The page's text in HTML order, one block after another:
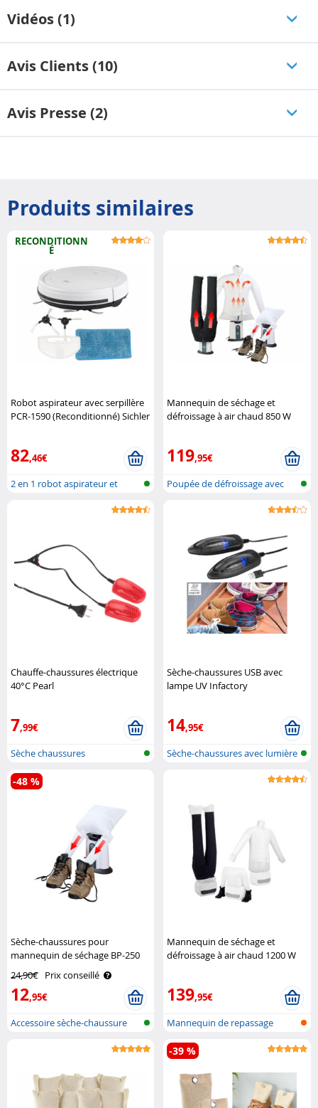
Vidéos (1)
Avis Clients (10)
Avis Presse (2)
Produits similaires
RECONDITIONN
É
Robot aspirateur avec serpillère
PCR-1590 (Reconditionné) Sichler
82,46€
2 en 1 robot aspirateur et
Mannequin de séchage et
défroissage à air chaud 850 W
119,95€
Poupée de défroissage avec
Chauffe-chaussures électrique
40°C Pearl
7,99€
Sèche chaussures
Sèche-chaussures USB avec
lampe UV Infactory
14,95€
Sèche-chaussures avec lumière
Sèche-chaussures pour
mannequin de séchage BP-250
Sichler Haushaltsgeräte
24,90€ Prix conseillé
12,95€
-48 %
Accessoire sèche-chaussure
Mannequin de séchage et
défroissage à air chaud 1200 W
139,95€
Mannequin de repassage
numérique av..
-39 %